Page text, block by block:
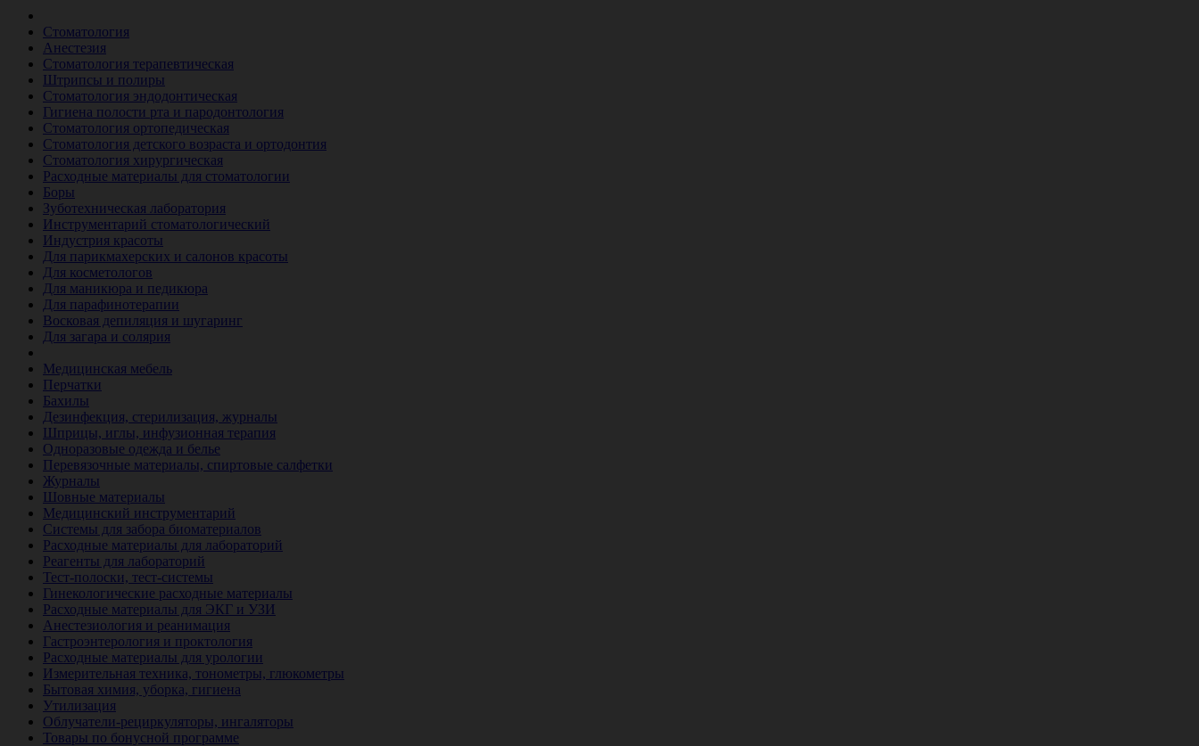
Стоматология
Анестезия
Стоматология терапевтическая
Штрипсы и полиры
Стоматология эндодонтическая
Гигиена полости рта и пародонтология
Стоматология ортопедическая
Стоматология детского возраста и ортодонтия
Стоматология хирургическая
Расходные материалы для стоматологии
Боры
Зуботехническая лаборатория
Инструментарий стоматологический
Индустрия красоты
Для парикмахерских и салонов красоты
Для косметологов
Для маникюра и педикюра
Для парафинотерапии
Восковая депиляция и шугаринг
Для загара и солярия
Медицинская мебель
Перчатки
Бахилы
Дезинфекция, стерилизация, журналы
Шприцы, иглы, инфузионная терапия
Одноразовые одежда и белье
Перевязочные материалы, спиртовые салфетки
Журналы
Шовные материалы
Медицинский инструментарий
Системы для забора биоматериалов
Расходные материалы для лабораторий
Реагенты для лабораторий
Тест-полоски, тест-системы
Гинекологические расходные материалы
Расходные материалы для ЭКГ и УЗИ
Анестезиология и реанимация
Гастроэнтерология и проктология
Расходные материалы для урологии
Измерительная техника, тонометры, глюкометры
Бытовая химия, уборка, гигиена
Утилизация
Облучатели-рециркуляторы, ингаляторы
Товары по бонусной программе